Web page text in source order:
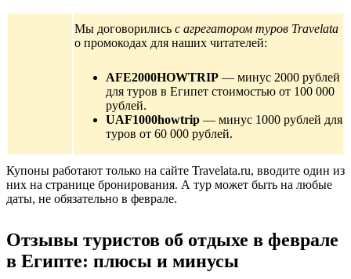
Мы договорились с агрегатором туров Travelata
о промокодах для наших читателей:
AFE2000HOWTRIP — минус 2000 рублей
для туров в Египет стоимостью от 100 000
рублей.
UAF1000howtrip — минус 1000 рублей для
туров от 60 000 рублей.
Купоны работают только на сайте Travelata.ru, вводите один из
них на странице бронирования. А тур может быть на любые
даты, не обязательно в феврале.
Отзывы туристов об отдыхе в феврале
в Египте: плюсы и минусы